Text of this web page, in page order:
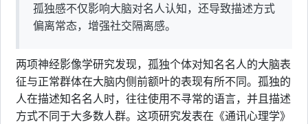
孤独感不仅影响大脑对名人认知，还导致描述方式
偏离常态，增强社交隔离感。
两项神经影像学研究发现，孤独个体对知名名人的大脑表
征与正常群体在大脑内侧前额叶的表现有所不同。孤独的
人在描述知名名人时，往往使用不寻常的语言，并且描述
方式不同于大多数人群。这项研究发表在《通讯心理学》